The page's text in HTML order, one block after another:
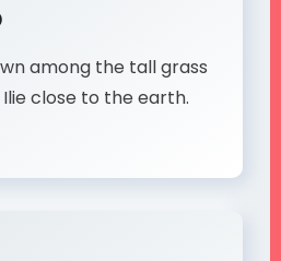
among the tall grass
close to the earth.